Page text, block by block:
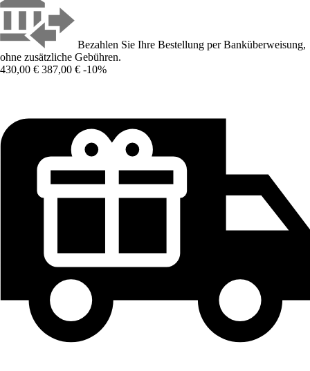
Bezahlen Sie Ihre Bestellung per Banküberweisung,
ohne zusätzliche Gebühren.
430,00 € 387,00 € -10%